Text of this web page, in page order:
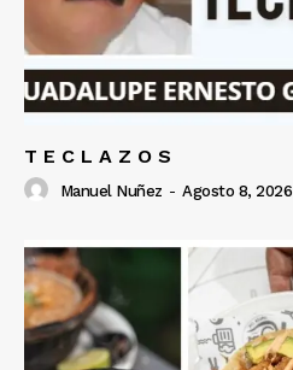
T E C L A Z O S
Manuel Nuñez - Agosto 8, 2026